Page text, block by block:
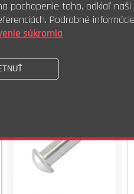
6,59 € bez DPH
100ks
DIN 660 ISO 1051 STN 022301.15
pochopenie toho, odkiaľ naši
Podrobné
súkromia